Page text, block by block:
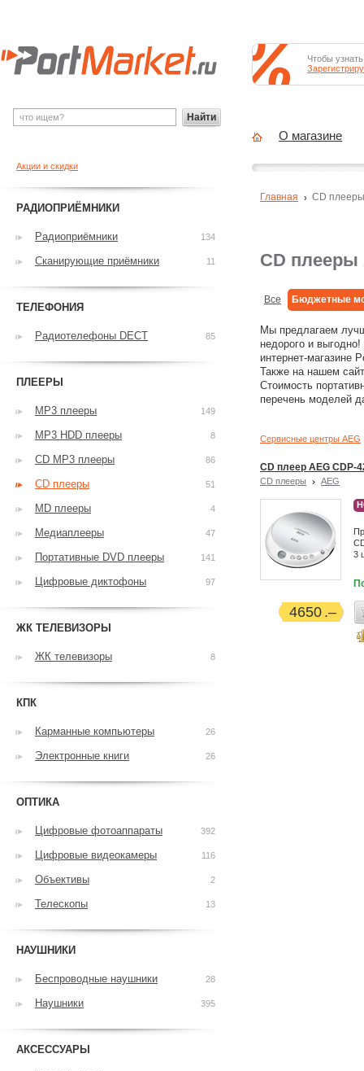
CD плееры
Все Бюджетные
Мы предлагаем
недорого и
интернет-
Также на нашем
Стоимость
перечень моделей
Сервисные центры AEG
CD плеер AEG CDP-
CD плееры AEG
3
4650
Главная CD плееры
Акции и скидки
РАДИОПРИЁМНИКИ
Радиоприёмники 134
Сканирующие приёмники 11
ТЕЛЕФОНИЯ
Радиотелефоны DECT 85
ПЛЕЕРЫ
MP3 плееры 149
MP3 HDD плееры 8
CD MP3 плееры 86
CD плееры 51
MD плееры 4
Медиаплееры 47
Портативные DVD плееры 141
Цифровые диктофоны 97
ЖК ТЕЛЕВИЗОРЫ
ЖК телевизоры 8
КПК
Карманные компьютеры 26
Электронные книги 26
ОПТИКА
Цифровые фотоаппараты 392
Цифровые видеокамеры 116
Объективы 2
Телескопы 13
НАУШНИКИ
Беспроводные наушники 28
Наушники 395
АКСЕССУАРЫ
Найти
Чтобы
О магазине